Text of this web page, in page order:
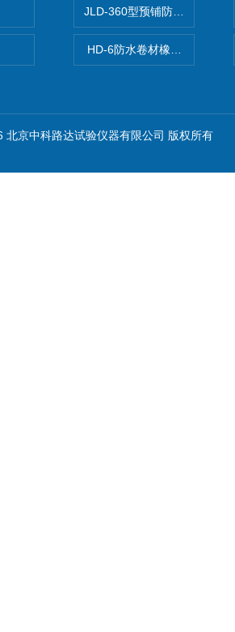
JLD-360型预铺防水卷材抗冲
HD-6防水卷材橡胶测厚仪
京中科路达试验仪器有限公司 版权所有